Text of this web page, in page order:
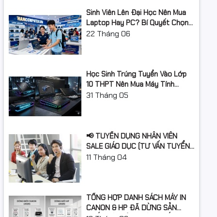
Vỏ Case Kenoo T13
Hệ điều
hành
Windows 11
Sinh Viên Lên Đại Học Nên Mua
Laptop Hay PC? Bí Quyết Chọn
Máy Tính Đúng Nhu Cầu, Không
22 Tháng 06
Học Sinh Trúng Tuyển Vào Lớp
10 THPT Nên Mua Máy Tính
Laptop Gì Năm Học 2026 -
31 Tháng 05
📢 TUYỂN DỤNG NHÂN VIÊN
SALE GIÁO DỤC (TƯ VẤN TUYỂN
SINH)
11 Tháng 04
TỔNG HỢP DANH SÁCH MÁY IN
CANON & HP ĐÃ DỪNG SẢN